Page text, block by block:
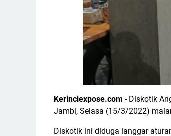
Kerinciexpose.com - Diskotik
Jambi, Selasa (15/3/2022)
Diskotik ini diduga langgar